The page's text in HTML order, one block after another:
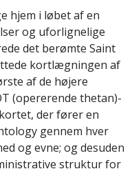
hjem i løbet af en
og uforlignelige
det berømte Saint
kortlægningen af
af de højere
(opererende thetan)-
der fører en
gennem hver
og evne; og desuden
struktur for